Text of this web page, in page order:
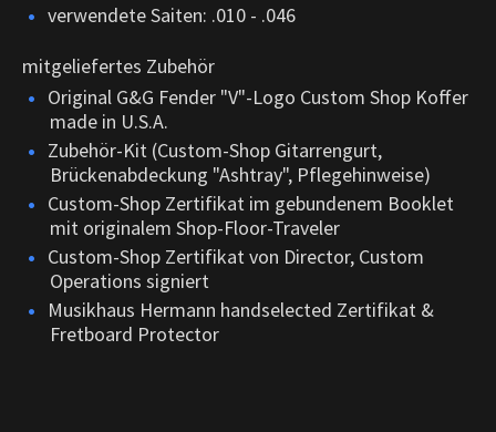
verwendete Saiten: .010 - .046
mitgeliefertes Zubehör
Original G&G Fender "V"-Logo Custom Shop Koffer
made in U.S.A.
Zubehör-Kit (Custom-Shop Gitarrengurt,
Brückenabdeckung "Ashtray", Pflegehinweise)
Custom-Shop Zertifikat im gebundenem Booklet
mit originalem Shop-Floor-Traveler
Custom-Shop Zertifikat von Director, Custom
Operations signiert
Musikhaus Hermann handselected Zertifikat &
Fretboard Protector